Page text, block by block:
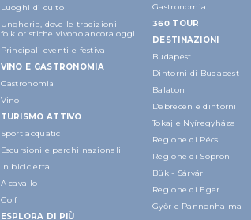
Luoghi di culto
Ungheria, dove le tradizioni
folkloristiche vivono ancora oggi
Principali eventi e festival
VINO E GASTRONOMIA
Gastronomia
Vino
TURISMO ATTIVO
Sport acquatici
Escursioni e parchi nazionali
In bicicletta
A cavallo
Golf
ESPLORA DI PIÙ
Gastronomia
360 TOUR
DESTINAZIONI
Budapest
Dintorni di Budapest
Balaton
Debrecen e dintorni
Tokaj e Nyíregyháza
Regione di Pécs
Regione di Sopron
Bük - Sárvár
Regione di Eger
Győr e Pannonhalma